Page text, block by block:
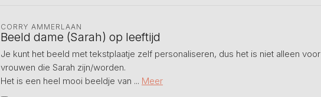
CORRY AMMERLAAN
Beeld dame (Sarah) op leeftijd
Je kunt het beeld met tekstplaatje zelf personaliseren, dus het is niet alleen voor
vrouwen die Sarah zijn/worden.
Het is een heel mooi beeldje van ... Meer